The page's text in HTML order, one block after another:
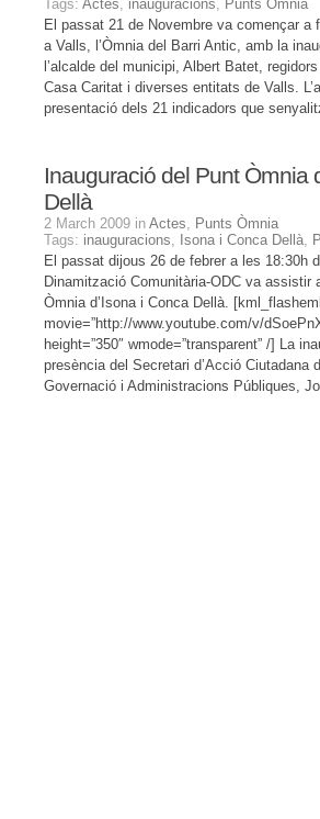
Tags: Actes, inauguracions, Punts Òmnia
El passat 21 de Novembre va començar a
a Valls, l’Òmnia del Barri Antic, amb la
l’alcalde del municipi, Albert Batet,
Casa Caritat i diverses entitats de Valls.
presentació dels 21 indicadors que
Inauguració del Punt Òmnia
Dellà
2 March 2009 in Actes, Punts Òmnia
Tags: inauguracions, Isona i Conca Dellà,
El passat dijous 26 de febrer a les 18:30h
Dinamització Comunitària-ODC va assistir
Òmnia d’Isona i Conca Dellà.
movie=”http://www.youtube.com/v/
height=”350″ wmode=”transparent” /] La
presència del Secretari d’Acció Ciutadana
Governació i Administracions Públiques,